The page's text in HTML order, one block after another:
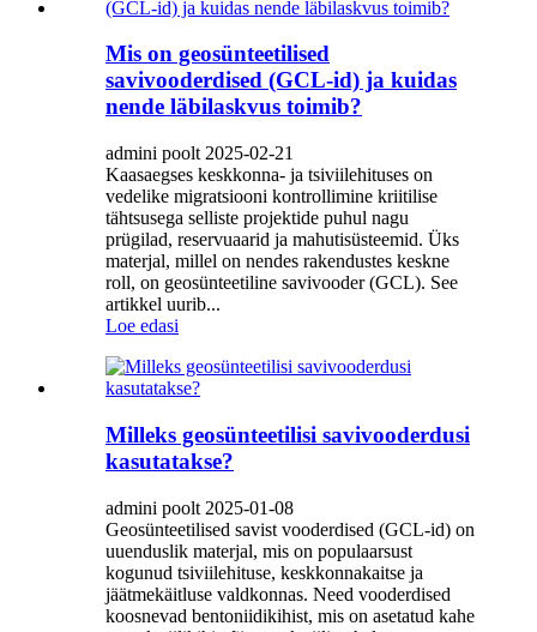
Mis on geosünteetilised
savivooderdised (GCL-id) ja kuidas
nende läbilaskvus toimib?
admini poolt 2025-02-21
Kaasaegses keskkonna- ja tsiviilehituses on
vedelike migratsiooni kontrollimine kriitilise
tähtsusega selliste projektide puhul nagu
prügilad, reservuaarid ja mahutisüsteemid. Üks
materjal, millel on nendes rakendustes keskne
roll, on geosünteetiline savivooder (GCL). See
artikkel uurib...
Loe edasi
Milleks geosünteetilisi savivooderdusi
kasutatakse?
admini poolt 2025-01-08
Geosünteetilised savist vooderdised (GCL-id) on
uuenduslik materjal, mis on populaarsust
kogunud tsiviilehituse, keskkonnakaitse ja
jäätmekäitluse valdkonnas. Need vooderdised
koosnevad bentoniidikihist, mis on asetatud kahe